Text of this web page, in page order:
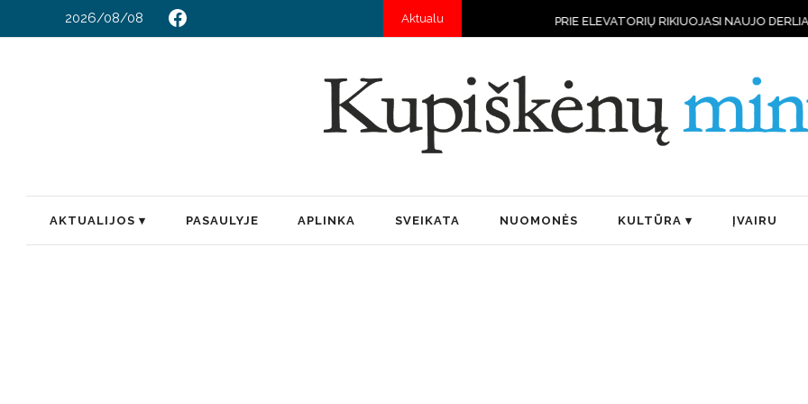
2026/08/08 Aktualu
PRIE ELEVATORIŲ RIKIUOJASI NAUJO DERLIAUS VILKSTINĖS
AKTUALIJOS PASAULYJE APLINKA SVEIKATA NUOMONĖS KULTŪRA ĮVAIRU